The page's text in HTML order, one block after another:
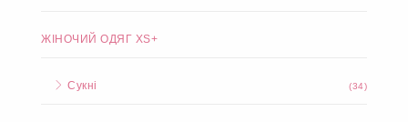
ЖІНОЧИЙ ОДЯГ XS+
Сукні (34)